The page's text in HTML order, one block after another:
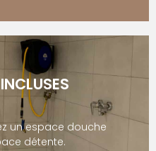
un espace douche
détente.